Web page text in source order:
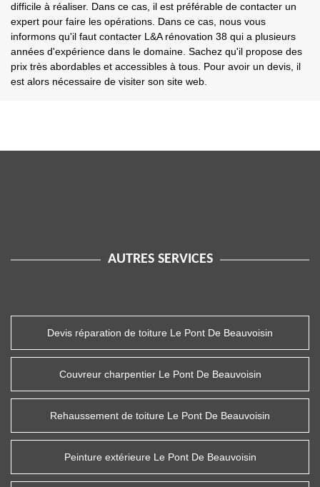
difficile à réaliser. Dans ce cas, il est préférable de contacter un
expert pour faire les opérations. Dans ce cas, nous vous
informons qu'il faut contacter L&A rénovation 38 qui a plusieurs
années d'expérience dans le domaine. Sachez qu'il propose des
prix très abordables et accessibles à tous. Pour avoir un devis, il
est alors nécessaire de visiter son site web.
AUTRES SERVICES
Devis réparation de toiture Le Pont De Beauvoisin
Couvreur charpentier Le Pont De Beauvoisin
Rehaussement de toiture Le Pont De Beauvoisin
Peinture extérieure Le Pont De Beauvoisin